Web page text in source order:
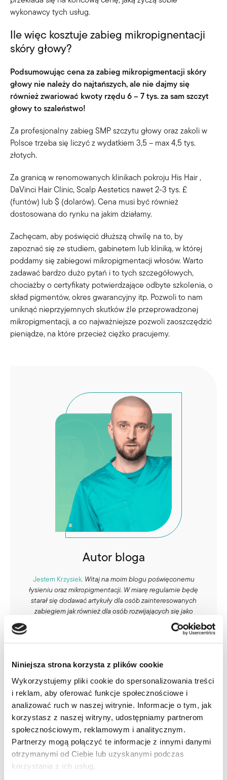
Niniejsza strona korzysta z plików cookie
Wykorzystujemy pliki cookie do spersonalizowania treści
i reklam, aby oferować funkcje społecznościowe i
analizować ruch w naszej witrynie. Informacje o tym, jak
korzystasz z naszej witryny, udostępniamy partnerom
społecznościowym, reklamowym i analitycznym.
Partnerzy mogą połączyć te informacje z innymi danymi
otrzymanymi od Ciebie lub uzyskanymi podczas
korzystania z ich usług.
wykonawcy tych usług.
Ile więc kosztuje zabieg mikropignentacji
skóry głowy?
Podsumowując cena za zabieg mikropigmentacji skóry
głowy nie należy do najtańszych, ale nie dajmy się
również zwariować kwoty rzędu 6 – 7 tys. za sam szczyt
głowy to szaleństwo!
Za profesjonalny zabieg SMP szczytu głowy oraz zakoli w
Polsce trzeba się liczyć z wydatkiem 3,5 – max 4,5 tys.
złotych.
Za granicą w renomowanych klinikach pokroju His Hair ,
DaVinci Hair Clinic, Scalp Aestetics nawet 2-3 tys. £
(funtów) lub $ (dolarów). Cena musi być również
dostosowana do rynku na jakim działamy.
Zachęcam, aby poświęcić dłuższą chwilę na to, by
zapoznać się ze studiem, gabinetem lub kliniką, w której
poddamy się zabiegowi mikropigmentacji włosów. Warto
zadawać bardzo dużo pytań i to tych szczegółowych,
chociażby o certyfikaty potwierdzające odbyte szkolenia, o
skład pigmentów, okres gwarancyjny itp. Pozwoli to nam
uniknąć nieprzyjemnych skutków źle przeprowadzonej
mikropigmentacji, a co najważniejsze pozwoli zaoszczędzić
pieniądze, na które przecież ciężko pracujemy.
Autor bloga
Jestem Krzysiek. Witaj na moim blogu poświęconemu
łysieniu oraz mikropigmentacji. W miarę regularnie będę
starał się dodawać artykuły dla osób zainteresowanych
zabiegiem jak również dla osób rozwijających się jako
obecni lub przyszli artyści w tej dziedzinie pigmentacji.